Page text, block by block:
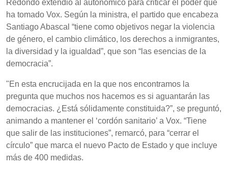
Redondo extendió al autonómico para criticar el poder que
ha tomado Vox. Según la ministra, el partido que encabeza
Santiago Abascal “tiene como objetivos negar la violencia
de género, el cambio climático, los derechos a inmigrantes,
la diversidad y la igualdad”, que son “las esencias de la
democracia”.
"En esta encrucijada en la que nos encontramos la
pregunta que muchos nos hacemos es si aguantarán las
democracias. ¿Está sólidamente constituida?”, se preguntó,
animando a mantener el ‘cordón sanitario’ a Vox. “Tiene
que salir de las instituciones”, remarcó, para “cerrar el
círculo” que marca el nuevo Pacto de Estado y que incluye
más de 400 medidas.